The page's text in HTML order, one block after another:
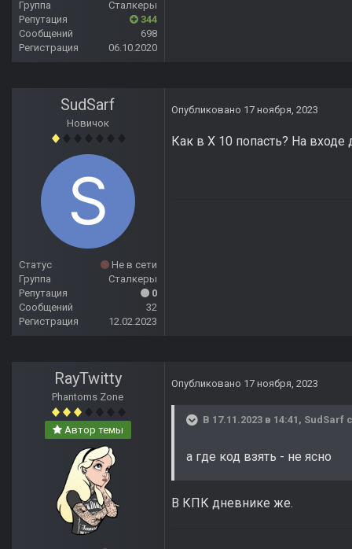
Группа
Сталкеры
Репутация
344
Сообщений
698
Регистрация
06.10.2020
SudSarf
Новичок
Статус
Не в сети
Группа
Сталкеры
Репутация
0
Сообщений
32
Регистрация
12.02.2023
Опубликовано 17 ноября, 2023
Как в Х 10 попасть? На входе
RayTwitty
Phantoms Zone
Автор темы
Опубликовано 17 ноября, 2023
В 17.11.2023 в 14:41, SudSarf
а где код взять - не ясно
В КПК дневнике же.